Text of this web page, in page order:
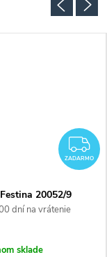
ZADARMO
20052/9
dní na vrátenie
predajca.
sklade